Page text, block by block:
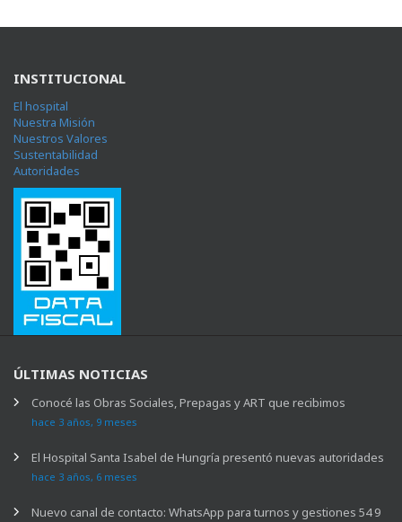
INSTITUCIONAL
El hospital
Nuestra Misión
Nuestros Valores
Sustentabilidad
Autoridades
ÚLTIMAS NOTICIAS
Conocé las Obras Sociales, Prepagas y ART que recibimos
hace 3 años, 9 meses
El Hospital Santa Isabel de Hungría presentó nuevas autoridades
hace 3 años, 6 meses
Nuevo canal de contacto: WhatsApp para turnos y gestiones 54 9